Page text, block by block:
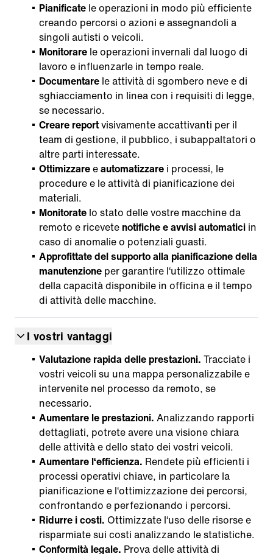
Pianificate le operazioni in modo più efficiente
creando percorsi o azioni e assegnandoli a
singoli autisti o veicoli.
Monitorare le operazioni invernali dal luogo di
lavoro e influenzarle in tempo reale.
Documentare le attività di sgombero neve e di
sghiacciamento in linea con i requisiti di legge,
se necessario.
Creare reportvisivamente accattivanti per il
team di gestione, il pubblico, i subappaltatori o
altre parti interessate.
Ottimizzareeautomatizzare i processi, le
procedure e le attività di pianificazione dei
materiali.
Monitorate lo stato delle vostre macchine da
remoto e ricevete notifiche e avvisi automatici in
caso di anomalie o potenziali guasti.
Approfittate del supporto alla pianificazione della
manutenzione per garantire l‘utilizzo ottimale
della capacità disponibile in officina e il tempo
di attività delle macchine.
I vostri vantaggi
Valutazione rapida delle prestazioni. Tracciate i
vostri veicoli su una mappa personalizzabile e
intervenite nel processo da remoto, se
necessario.
Aumentare le prestazioni. Analizzando rapporti
dettagliati, potrete avere una visione chiara
delle attività e dello stato dei vostri veicoli.
Aumentare l‘efficienza. Rendete più efficienti i
processi operativi chiave, in particolare la
pianificazione e l‘ottimizzazione dei percorsi,
confrontando e perfezionando i percorsi.
Ridurre i costi. Ottimizzate l‘uso delle risorse e
risparmiate sui costi analizzando le statistiche.
Conformità legale. Prova delle attività di